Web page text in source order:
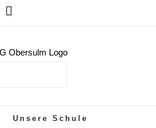
PDG
Instagram
Unsere Schule